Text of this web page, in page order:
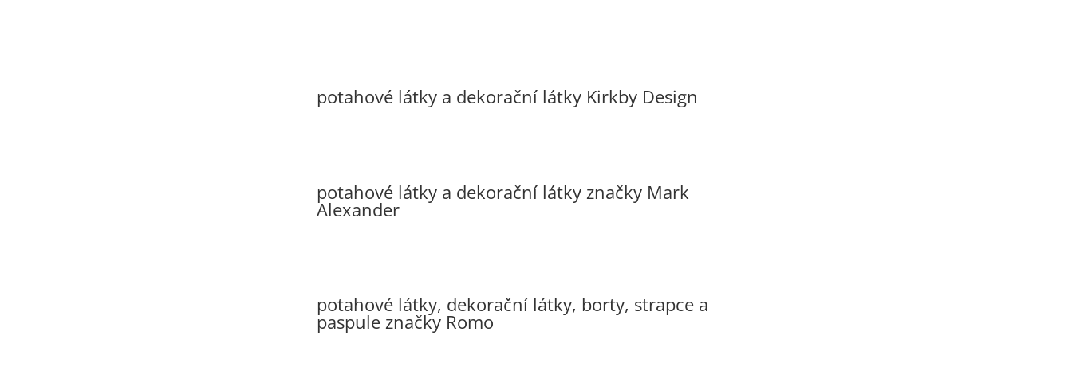
potahové látky a dekorační látky Kirkby Design
potahové látky a dekorační látky značky Mark
Alexander
potahové látky, dekorační látky, borty, strapce a
paspule značky Romo